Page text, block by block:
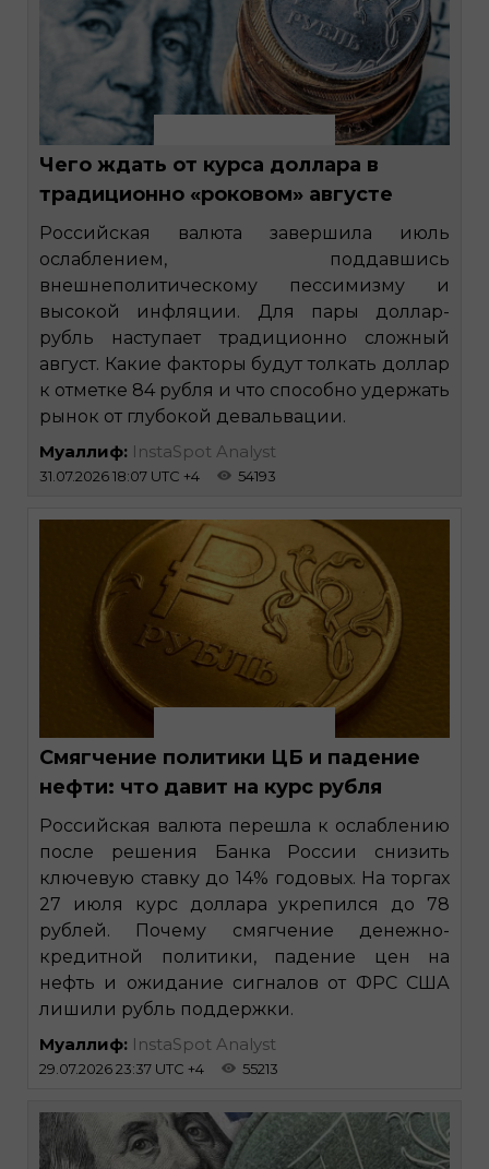
Чего ждать от курса доллара в
традиционно «роковом» августе
Российская валюта завершила июль
ослаблением, поддавшись
внешнеполитическому пессимизму и
высокой инфляции. Для пары доллар-
рубль наступает традиционно сложный
август. Какие факторы будут толкать доллар
к отметке 84 рубля и что способно удержать
рынок от глубокой девальвации.
Муаллиф: InstaSpot Analyst
31.07.2026 18:07 UTC +4 54193
Смягчение политики ЦБ и падение
нефти: что давит на курс рубля
Российская валюта перешла к ослаблению
после решения Банка России снизить
ключевую ставку до 14% годовых. На торгах
27 июля курс доллара укрепился до 78
рублей. Почему смягчение денежно-
кредитной политики, падение цен на
нефть и ожидание сигналов от ФРС США
лишили рубль поддержки.
Муаллиф: InstaSpot Analyst
29.07.2026 23:37 UTC +4 55213